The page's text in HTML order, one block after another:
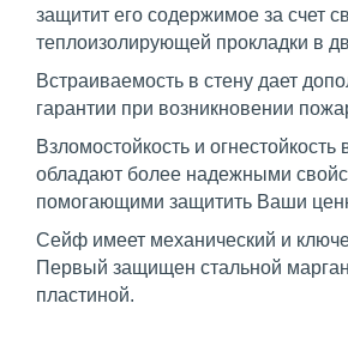
защитит его содержимое за счет
теплоизолирующей прокладки в
Встраиваемость в стену дает
гарантии при возникновении
Взломостойкость и огнестойкость
обладают более надежными
помогающими защитить Ваши
Сейф имеет механический и
Первый защищен стальной
пластиной.